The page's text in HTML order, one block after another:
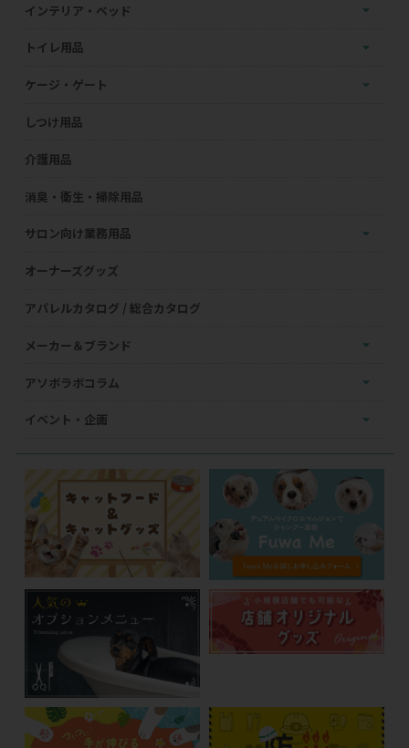
インテリア・ベッド
トイレ用品
ケージ・ゲート
しつけ用品
介護用品
消臭・衛生・掃除用品
サロン向け業務用品
オーナーズグッズ
アパレルカタログ / 総合カタログ
メーカー＆ブランド
アソボラボコラム
イベント・企画